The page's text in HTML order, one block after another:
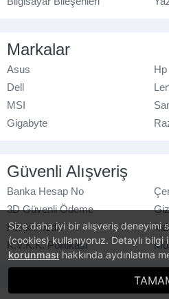
Size daha iyi bir alışveriş deneyimi
(cookies) kullanıyoruz. Detaylı bilgi
korunması hakkında aydınlatma
Markalar
Asus
Hp
Dell
MSI
Gigabyte
Güvenli Alışveriş
Banka Hesap No
3D Güvenli Ödeme
Hakkımızda
K.V.K.K. Politikası
© azaraks.com.tr -